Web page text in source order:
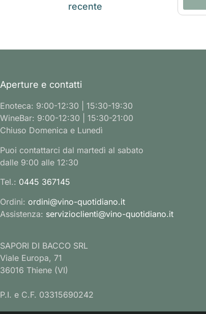
recente
Aperture e contatti
Enoteca: 9:00-12:30 | 15:30-19:30
WineBar: 9:00-12:30 | 15:30-21:00
Chiuso Domenica e Lunedì
Puoi contattarci dal martedì al sabato
dalle 9:00 alle 12:30
Tel.: 0445 367145
Ordini: ordini@vino-quotidiano.it
Assistenza: servizioclienti@vino-quotidiano.it
SAPORI DI BACCO SRL
Viale Europa, 71
36016 Thiene (VI)
P.I. e C.F. 03315690242